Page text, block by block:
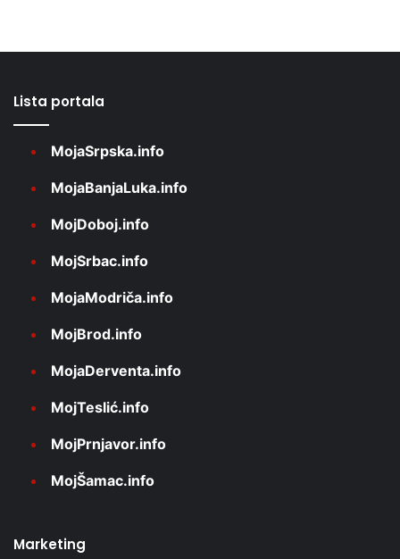
Lista portala
MojaSrpska.info
MojaBanjaLuka.info
MojDoboj.info
MojSrbac.info
MojaModriča.info
MojBrod.info
MojaDerventa.info
MojTeslić.info
MojPrnjavor.info
MojŠamac.info
Marketing